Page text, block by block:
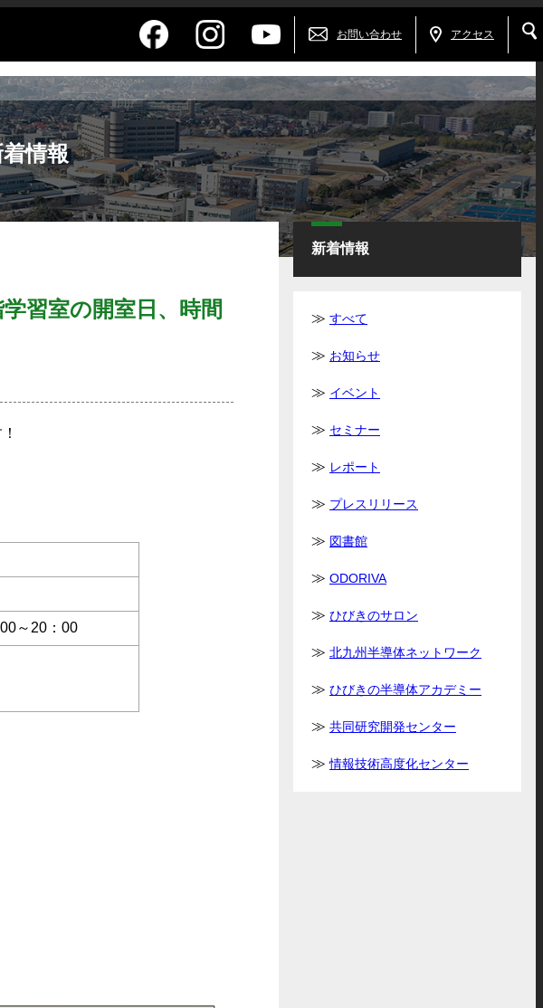
お問い合わせ アクセス
情報
習室の開室日、時間
火）～
～20：00
ド
新着情報
すべて
お知らせ
イベント
セミナー
レポート
プレスリリース
図書館
ODORIVA
ひびきのサロン
北九州半導体ネットワーク
ひびきの半導体アカデミー
共同研究開発センター
情報技術高度化センター